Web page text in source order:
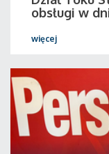
obsługi w
więcej